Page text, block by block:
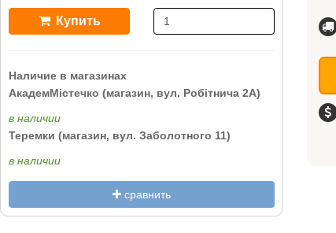
Купить
Наличие в магазинах
АкадемМістечко (магазин, вул. Робітнича 2А)
в наличии
Теремки (магазин, вул. Заболотного 11)
в наличии
сравнить